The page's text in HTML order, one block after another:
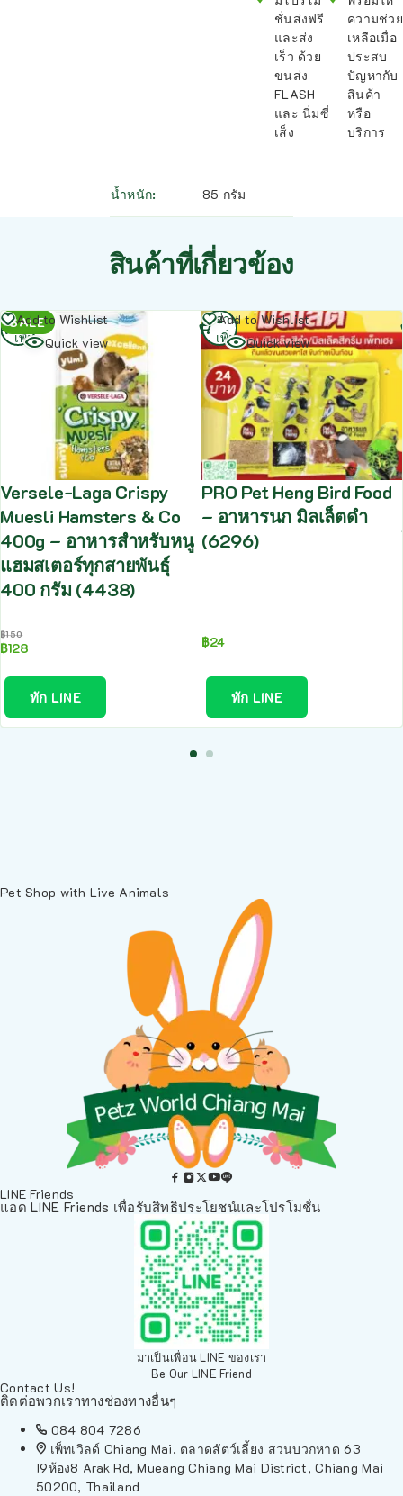
ชั่นส่งฟรี
และส่ง
เร็ว ด้วย
ขนส่ง
FLASH
และ นิ่มซี่
เส็ง
ความช่วย
เหลือเมื่อ
ประสบ
ปัญหากับ
สินค้า
หรือ
บริการ
น้ำหนัก 85 กรัม
สินค้าที่เกี่ยวข้อง
SALE
Add to Wishlist
Quick view
Versele-Laga Crispy
Muesli Hamsters & Co
400g – อาหารสำหรับหนู
แฮมสเตอร์ทุกสายพันธุ์
400 กรัม (4438)
฿150
฿128
ทัก LINE
อ่าน
เพิ่ม
Add to Wishlist
Quick view
PRO Pet Heng Bird Food
– อาหารนก มิลเล็ตดำ
(6296)
฿24
ทัก LINE
อ่าน
เพิ่ม
Pet Shop with Live Animals
LINE Friends
แอด LINE Friends เพื่อรับสิทธิประโยชน์และโปรโมชั่น
มาเป็นเพื่อน LINE ของเรา
Be Our LINE Friend
Contact Us!
ติดต่อพวกเราทางช่องทางอื่นๆ
084 804 7286
เพ็ทเวิลด์ Chiang Mai, ตลาดสัตว์เลี้ยง สวนบวกหาด 63
19ห้อง8 Arak Rd, Mueang Chiang Mai District, Chiang Mai
50200, Thailand